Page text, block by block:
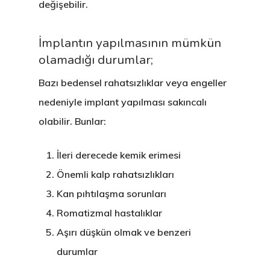
değişebilir.
İmplantın yapılmasının mümkün
olamadığı durumlar;
Bazı bedensel rahatsızlıklar veya engeller
nedeniyle implant yapılması sakıncalı
olabilir. Bunlar:
İleri derecede kemik erimesi
Önemli kalp rahatsızlıkları
Kan pıhtılaşma sorunları
Romatizmal hastalıklar
Aşırı düşkün olmak ve benzeri
durumlar